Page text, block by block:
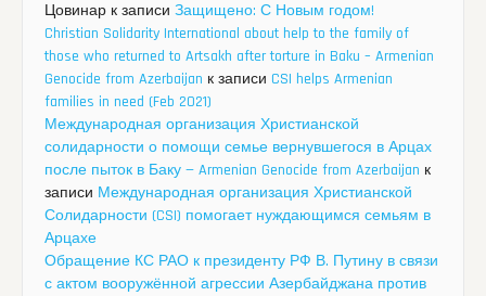
Цовинар к записи Защищено: С Новым годом!
Christian Solidarity International about help to the family of
those who returned to Artsakh after torture in Baku – Armenian
Genocide from Azerbaijan к записи CSI helps Armenian
families in need (Feb 2021)
Международная организация Христианской
солидарности о помощи семье вернувшегося в Арцах
после пыток в Баку — Armenian Genocide from Azerbaijan к
записи Международная организация Христианской
Солидарности (CSI) помогает нуждающимся семьям в
Арцахе
Обращение КС РАО к президенту РФ В. Путину в связи
с актом вооружённой агрессии Азербайджана против